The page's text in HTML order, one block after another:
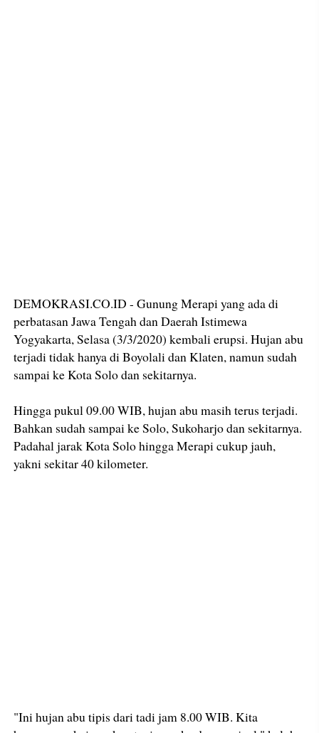
DEMOKRASI.CO.ID - Gunung Merapi yang ada di
perbatasan Jawa Tengah dan Daerah Istimewa
Yogyakarta, Selasa (3/3/2020) kembali erupsi. Hujan abu
terjadi tidak hanya di Boyolali dan Klaten, namun sudah
sampai ke Kota Solo dan sekitarnya.
Hingga pukul 09.00 WIB, hujan abu masih terus terjadi.
Bahkan sudah sampai ke Solo, Sukoharjo dan sekitarnya.
Padahal jarak Kota Solo hingga Merapi cukup jauh,
yakni sekitar 40 kilometer.
"Ini hujan abu tipis dari tadi jam 8.00 WIB. Kita